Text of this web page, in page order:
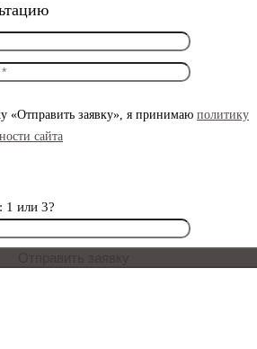
«Отправить заявку», я принимаю политику
сайта
1 или 3?